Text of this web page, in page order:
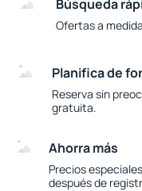
Búsqueda
Ofertas a
Planifica de
Reserva sin
gratuita.
Ahorra más
Precios
después de